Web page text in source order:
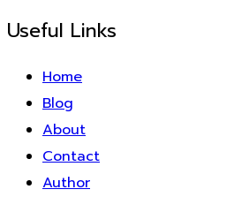
Useful Links
Home
Blog
About
Contact
Author